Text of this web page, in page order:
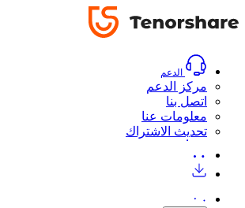
الدعم
مركز الدعم
اتصل بنا
معلومات عنا
تحديث الاشتراك
دليل دليل